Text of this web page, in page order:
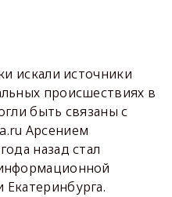
искали источники
происшествиях в
быть связаны с
Арсением
назад стал